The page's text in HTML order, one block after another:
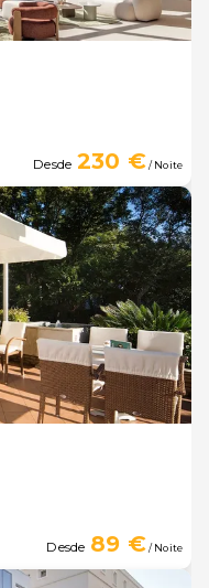
Desde 230 €/ Noite
Desde 89 €/ Noite